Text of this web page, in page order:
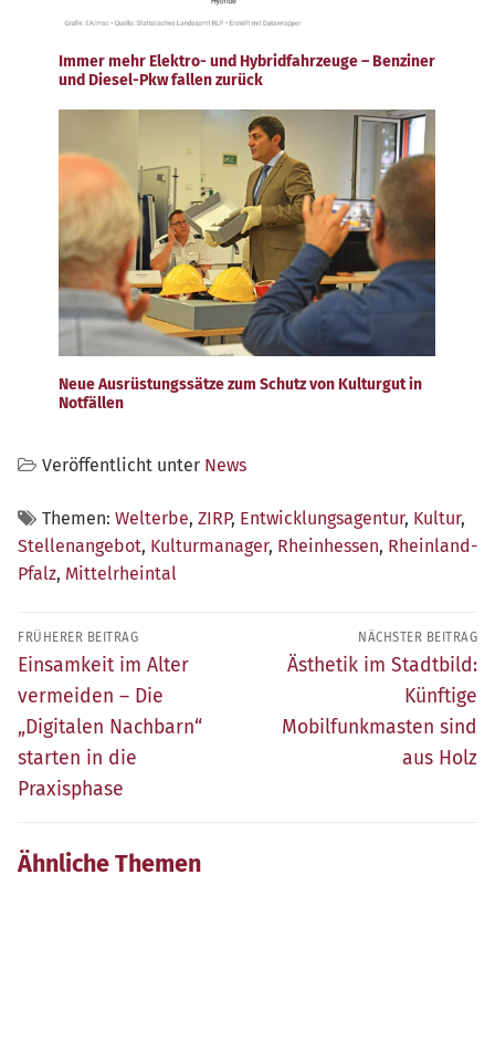
Immer mehr Elektro- und Hybridfahrzeuge – Benziner
und Diesel-Pkw fallen zurück
Neue Ausrüstungssätze zum Schutz von Kulturgut in
Notfällen
Veröffentlicht unter News
Themen: Welterbe, ZIRP, Entwicklungsagentur, Kultur,
Stellenangebot, Kulturmanager, Rheinhessen, Rheinland-
Pfalz, Mittelrheintal
Beitragsnavigation
FRÜHERER BEITRAG
Früherer
Beitrag:
Einsamkeit im Alter
vermeiden – Die
„Digitalen Nachbarn“
starten in die
Praxisphase
NÄCHSTER BEITRAG
Nächster
Ästhetik im Stadtbild:
Künftige
Mobilfunkmasten sind
aus Holz
Ähnliche Themen